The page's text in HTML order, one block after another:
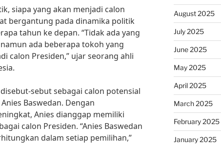
siapa yang akan menjadi calon
bergantung pada dinamika politik
tahun ke depan. “Tidak ada yang
ada beberapa tokoh yang
calon Presiden,” ujar seorang ahli
sebut sebagai calon potensial
Baswedan. Dengan
Anies dianggap memiliki
calon Presiden. “Anies Baswedan
dalam setiap pemilihan,”
August 2025
July 2025
June 2025
May 2025
April 2025
March 2025
February 2025
January 2025